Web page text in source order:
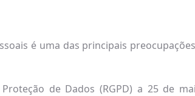
é uma das principais
de Dados (RGPD) a 25 de